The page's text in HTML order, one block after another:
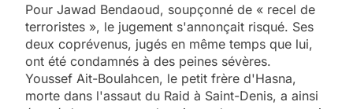
Pour Jawad Bendaoud, soupçonné de « recel de
terroristes », le jugement s'annonçait risqué. Ses
deux coprévenus, jugés en même temps que lui,
ont été condamnés à des peines sévères.
Youssef Ait-Boulahcen, le petit frère d'Hasna,
morte dans l'assaut du Raid à Saint-Denis, a ainsi